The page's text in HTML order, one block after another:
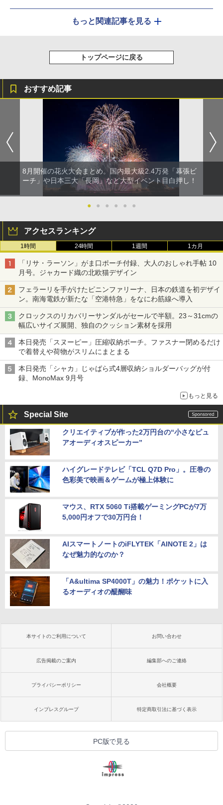
もっと関連記事を見る
トップページに戻る
おすすめ記事
8月開催の花火大会まとめ。国内最大級2.4万発「幕張ビ
ーチ」や日本三大「長岡」など大型イベント目白押し！
● ● ● ● ● ●
アクセスランキング
1時間 24時間 1週間 1カ月
「リサ・ラーソン」がま口ポーチ付録、大人のおしゃれ手帖 10
月号。ジャカード織の北欧猫デザイン
フェラーリを手がけたピニンファリーナ、日本の鉄道を初デザイ
ン。南海電鉄が新たな「空港特急」をなにわ筋線へ導入
クロックスのリカバリーサンダルがセールで半額。23～31cmの
幅広いサイズ展開、独自のクッション素材を採用
本日発売「スヌーピー」圧縮収納ポーチ。ファスナー閉めるだけ
で着替えや荷物がスリムにまとまる
本日発売「シャカ」じゃばら式4層収納ショルダーバッグが付
録、MonoMax 9月号
もっと見る
Special Site
クリエイティブが作った2万円台の“小さなピュ
アオーディオスピーカー”
ハイグレードテレビ「TCL Q7D Pro」。圧巻の
色彩美で映画＆ゲームが極上体験に
マウス、RTX 5060 Ti搭載ゲーミングPCが7万
5,000円オフで30万円台！
AIスマートノートのiFLYTEK「AINOTE 2」は
なぜ魅力的なのか？
「A&ultima SP4000T」の魅力！ポケットに入
るオーディオの醍醐味
本サイトのご利用について お問い合わせ
広告掲載のご案内 編集部へのご連絡
プライバシーポリシー 会社概要
インプレスグループ 特定商取引法に基づく表示
PC版で見る